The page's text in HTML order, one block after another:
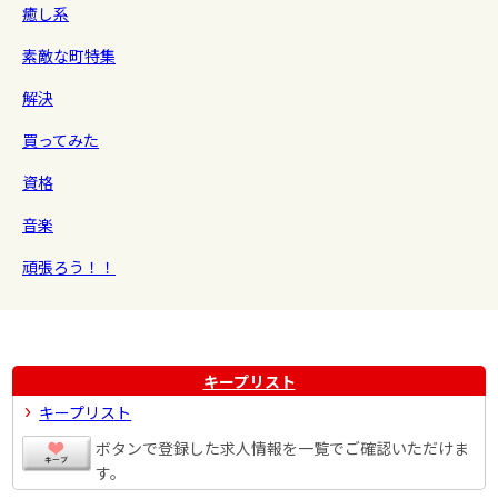
癒し系
素敵な町特集
解決
買ってみた
資格
音楽
頑張ろう！！
キープリスト
キープリスト
ボタンで登録した求人情報を一覧でご確認いただけま
す。